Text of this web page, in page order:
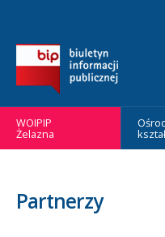
WOIPIP
Żelazna
Partnerzy